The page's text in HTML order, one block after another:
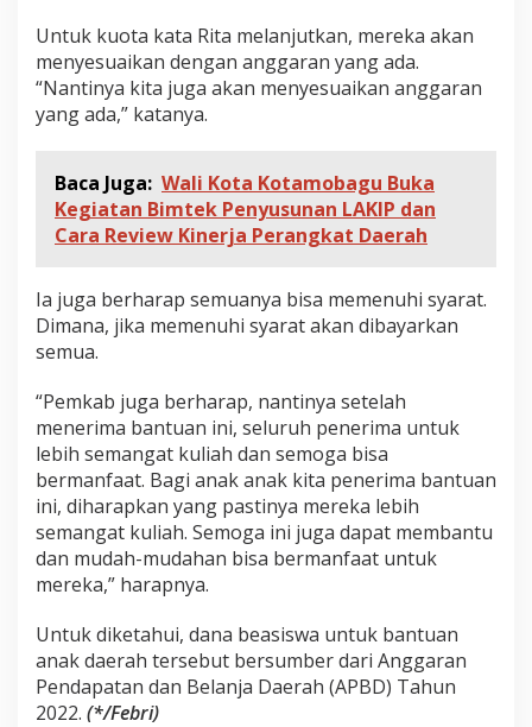
k
a
s
p
a
n
g
Untuk kuota kata Rita melanjutkan, mereka akan
menyesuaikan dengan anggaran yang ada.
“Nantinya kita juga akan menyesuaikan anggaran
yang ada,” katanya.
Baca Juga: Wali Kota Kotamobagu Buka
Kegiatan Bimtek Penyusunan LAKIP dan
Cara Review Kinerja Perangkat Daerah
Ia juga berharap semuanya bisa memenuhi syarat.
Dimana, jika memenuhi syarat akan dibayarkan
semua.
“Pemkab juga berharap, nantinya setelah
menerima bantuan ini, seluruh penerima untuk
lebih semangat kuliah dan semoga bisa
bermanfaat. Bagi anak anak kita penerima bantuan
ini, diharapkan yang pastinya mereka lebih
semangat kuliah. Semoga ini juga dapat membantu
dan mudah-mudahan bisa bermanfaat untuk
mereka,” harapnya.
Untuk diketahui, dana beasiswa untuk bantuan
anak daerah tersebut bersumber dari Anggaran
Pendapatan dan Belanja Daerah (APBD) Tahun
2022. (*/Febri)